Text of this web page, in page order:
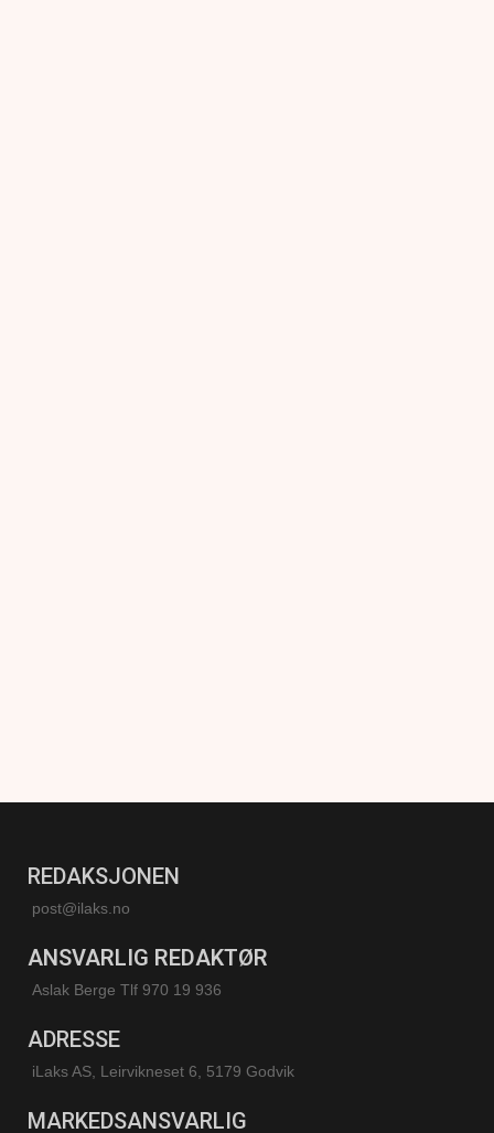
REDAKSJONEN
post@ilaks.no
ANSVARLIG REDAKTØR
Aslak Berge Tlf 970 19 936
ADRESSE
iLaks AS, Leirvikneset 6, 5179 Godvik
MARKEDSANSVARLIG